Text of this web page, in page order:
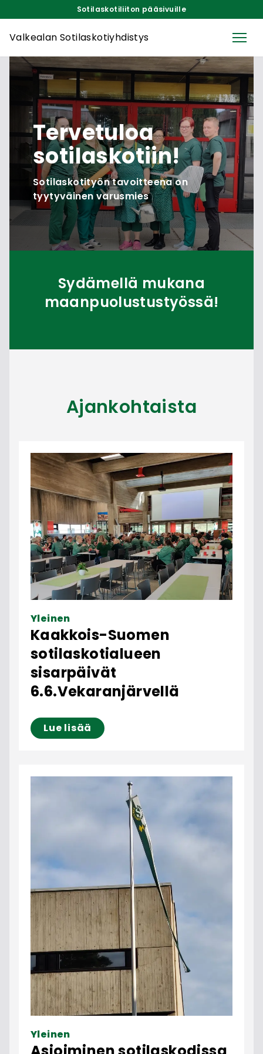
Sotilaskotiliiton pääsivuille
Valkealan Sotilaskotiyhdistys
Tervetuloa
sotilaskotiin!
Sotilaskotityön tavoitteena on
tyytyväinen varusmies
Sydämellä mukana
maanpuolustustyössä!
Ajankohtaista
Yleinen
Kaakkois-Suomen
sotilaskotialueen
sisarpäivät
6.6.Vekaranjärvellä
Lue lisää
Yleinen